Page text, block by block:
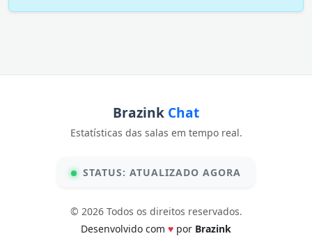
Brazink Chat
Estatísticas das salas em tempo real.
STATUS: ATUALIZADO AGORA
© 2026 Todos os direitos reservados.
Desenvolvido com ♥ por Brazink